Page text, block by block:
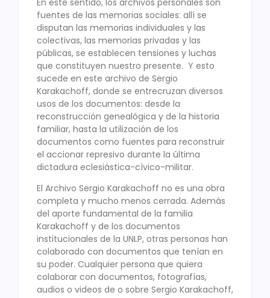
fuentes de las memorias sociales: allí se
disputan las memorias individuales y las
colectivas, las memorias privadas y las
públicas, se establecen tensiones y luchas
que constituyen nuestro presente. Y esto
sucede en este archivo de Sergio
Karakachoff, donde se entrecruzan diversos
usos de los documentos: desde la
reconstrucción genealógica y de la historia
familiar, hasta la utilización de los
documentos como fuentes para reconstruir
el accionar represivo durante la última
dictadura eclesiástica-cívico-militar.
El Archivo Sergio Karakachoff no es una obra
completa y mucho menos cerrada. Además
del aporte fundamental de la familia
Karakachoff y de los documentos
institucionales de la UNLP, otras personas han
colaborado con documentos que tenían en
su poder. Cualquier persona que quiera
colaborar con documentos, fotografías,
audios o videos de o sobre Sergio Karakachoff,